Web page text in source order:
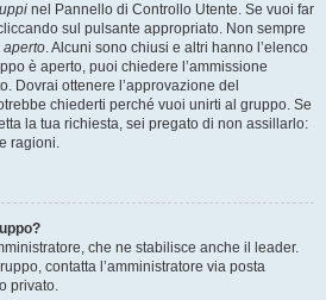
nel Pannello di Controllo Utente. Se vuoi far
sul pulsante appropriato. Non sempre
aperto. Alcuni sono chiusi e altri hanno l’elenco
è aperto, puoi chiedere l’ammissione
Dovrai ottenere l’approvazione del
chiederti perché vuoi unirti al gruppo. Se
la tua richiesta, sei pregato di non assillarlo:
ragioni.
che ne stabilisce anche il leader.
contatta l’amministratore via posta
privato.